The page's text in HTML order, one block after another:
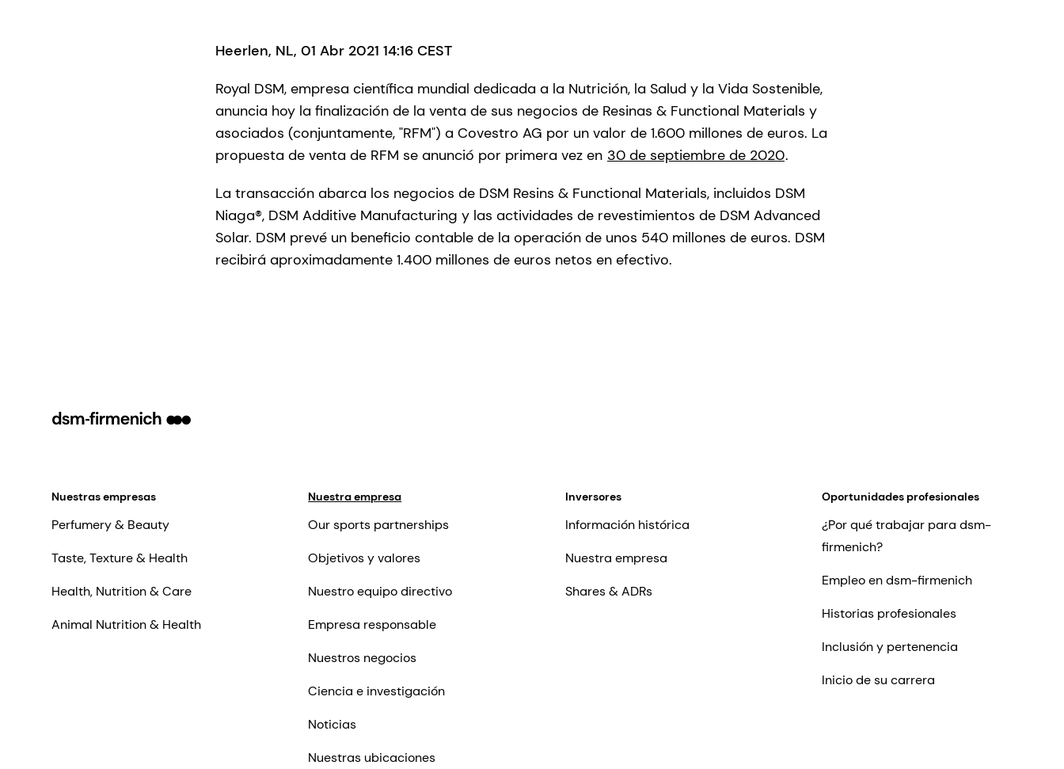
Heerlen, NL, 01 Abr 2021 14:16 CEST
Royal DSM, empresa científica mundial dedicada a la Nutrición, la Salud y la Vida Sostenible,
anuncia hoy la finalización de la venta de sus negocios de Resinas & Functional Materials y
asociados (conjuntamente, "RFM") a Covestro AG por un valor de 1.600 millones de euros. La
propuesta de venta de RFM se anunció por primera vez en 30 de septiembre de 2020.
La transacción abarca los negocios de DSM Resins & Functional Materials, incluidos DSM
Niaga®, DSM Additive Manufacturing y las actividades de revestimientos de DSM Advanced
Solar. DSM prevé un beneficio contable de la operación de unos 540 millones de euros. DSM
recibirá aproximadamente 1.400 millones de euros netos en efectivo.
Nuestras empresas
Perfumery & Beauty
Taste, Texture & Health
Health, Nutrition & Care
Animal Nutrition & Health
Nuestra empresa
Our sports partnerships
Objetivos y valores
Nuestro equipo directivo
Empresa responsable
Nuestros negocios
Ciencia e investigación
Noticias
Nuestras ubicaciones
Inversores
Información histórica
Nuestra empresa
Shares & ADRs
Oportunidades profesionales
¿Por qué trabajar para dsm-
firmenich?
Empleo en dsm-firmenich
Historias profesionales
Inclusión y pertenencia
Inicio de su carrera